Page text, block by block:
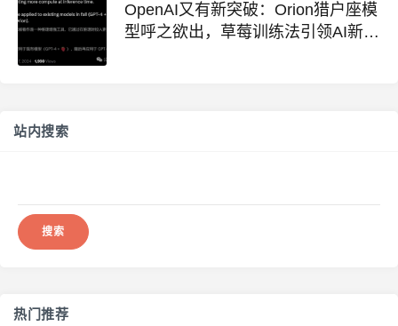
OpenAI又有新突破：Orion猎户座模
型呼之欲出，草莓训练法引领AI新纪
站内搜索
热门推荐